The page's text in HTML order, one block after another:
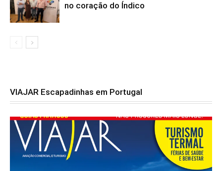
no coração do Índico
VIAJAR Escapadinhas em Portugal